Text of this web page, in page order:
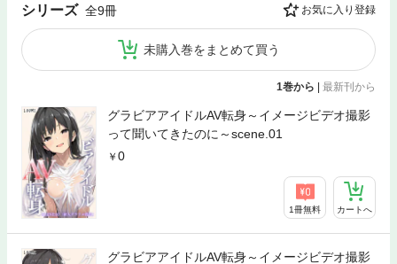
シリーズ 全9冊 お気に入り登録
未購入巻をまとめて買う
1巻から 最新刊から
グラビアアイドルAV転身～イメージビデオ撮影
って聞いてきたのに～scene.01
0
1冊無料 カートへ
グラビアアイドルAV転身～イメージビデオ撮影